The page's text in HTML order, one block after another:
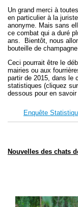
Un grand merci à
en particulier à la
anonyme. Mais sans
ce combat qui a duré
ans. Bientôt nous
bouteille de champagne
Ceci pourrait être le
mairies ou aux
partir de 2015, dans le
statistiques (cliquez sur
dessous pour en savoir
Enquête
Nouvelles des chats